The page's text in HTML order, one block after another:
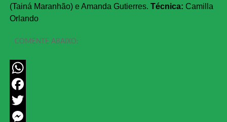
(Tainá Maranhão) e Amanda Gutierres. Técnica: Camilla
Orlando
COMENTE ABAIXO:
WhatsApp
Facebook
Twitter